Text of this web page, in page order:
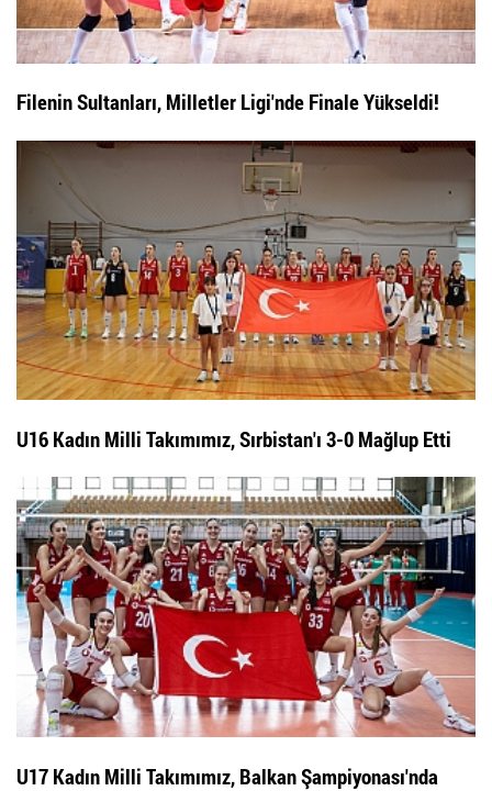
Filenin Sultanları, Milletler Ligi'nde Finale Yükseldi!
U16 Kadın Milli Takımımız, Sırbistan'ı 3-0 Mağlup Etti
U17 Kadın Milli Takımımız, Balkan Şampiyonası'nda